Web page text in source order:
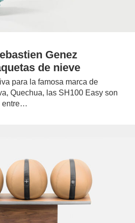
Genez
de nieve
para la famosa marca de
Quechua, las SH100 Easy son
entre…